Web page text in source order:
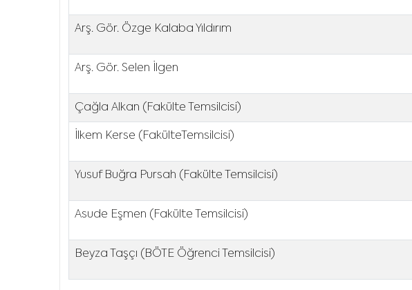
Arş. Gör. Özge Kalaba Yıldırım
Arş. Gör. Selen İlgen
Çağla Alkan (Fakülte Temsilcisi)
İlkem Kerse (FakülteTemsilcisi)
Yusuf Buğra Pursah (Fakülte Temsilcisi)
Asude Eşmen (Fakülte Temsilcisi)
Beyza Taşçı (BÖTE Öğrenci Temsilcisi)